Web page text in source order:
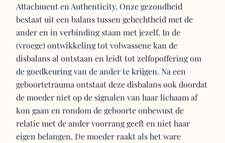
Attachment en Authenticity. Onze gezondheid
bestaat uit een balans tussen gehechtheid met de
ander en in verbinding staan met jezelf. In de
(vroege) ontwikkeling tot volwassene kan de
disbalans al ontstaan en leidt tot zelfopoffering om
de goedkeuring van de ander te krijgen. Na een
geboortetrauma ontstaat deze disbalans ook doordat
de moeder niet op de signalen van haar lichaam af
kon gaan en rondom de geboorte onbewust de
relatie met de ander voorrang geeft en niet haar
eigen belangen. De moeder raakt als het ware